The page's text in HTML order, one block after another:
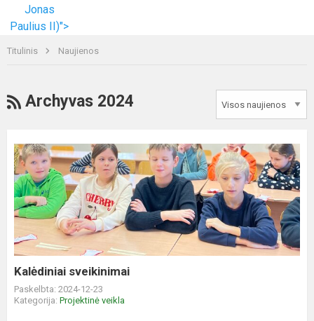
Jonas
Paulius II)">
Titulinis Naujienos
RSS
Archyvas 2024
Kalėdiniai
sveikinimai
Kalėdiniai sveikinimai
Paskelbta: 2024-12-23
Kategorija: Projektinė veikla